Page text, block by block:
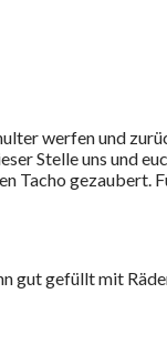
werfen und
Stelle uns und
Tacho
gut gefüllt mit